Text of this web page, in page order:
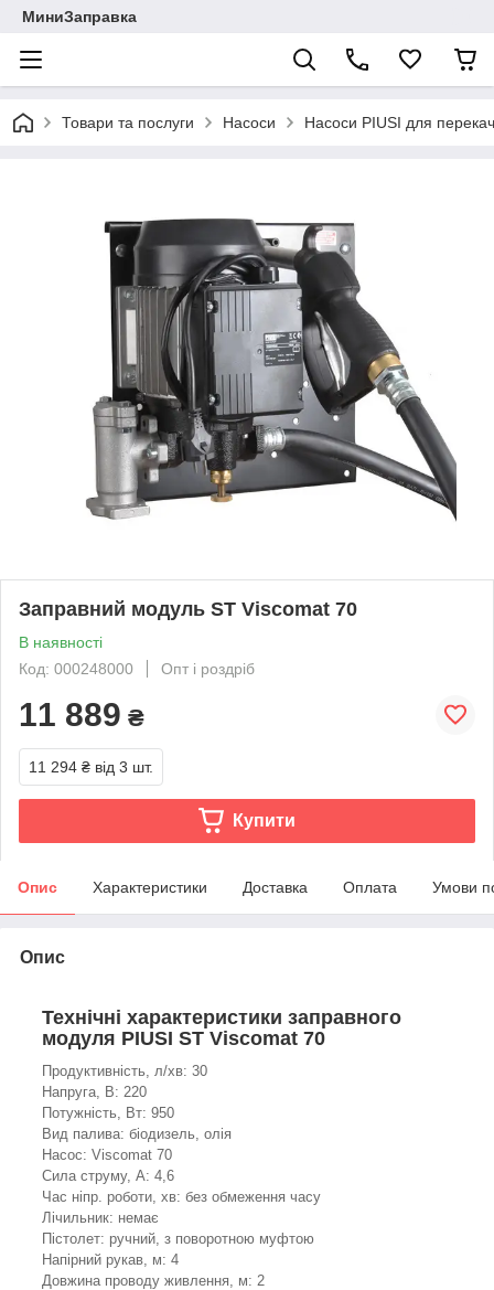
МиниЗаправка
Товари та послуги Насоси Насоси PIUSI для
Заправний модуль ST Viscomat 70
В наявності
Код: 000248000
Опт і роздріб
11 889 ₴
11 294 ₴ від 3 шт.
Купити
Опис Характеристики Доставка Оплата Умови
Опис
Технічні характеристики заправного
модуля PIUSI ST Viscomat 70
Продуктивність, л/хв: 30
Напруга, В: 220
Потужність, Вт: 950
Вид палива: біодизель, олія
Насос: Viscomat 70
Сила струму, А: 4,6
Час ніпр. роботи, хв: без обмеження часу
Лічильник: немає
Пістолет: ручний, з поворотною муфтою
Напірний рукав, м: 4
Довжина проводу живлення, м: 2